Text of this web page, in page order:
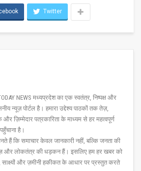
Twitter
NEWS मध्यप्रदेश का एक स्वतंत्र, निष्पक्ष और
न्यूज़ पोर्टल है। हमारा उद्देश्य पाठकों तक तेज़,
ज़िम्मेदार पत्रकारिता के माध्यम से हर महत्वपूर्ण
है।
हैं कि समाचार केवल जानकारी नहीं, बल्कि जनता की
और लोकतंत्र की धड़कन हैं। इसलिए हम हर खबर को
साक्ष्यों और ज़मीनी हकीकत के आधार पर प्रस्तुत करते